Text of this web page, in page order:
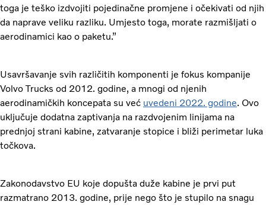
toga je teško izdvojiti pojedinačne promjene i očekivati ​​od njih
da naprave veliku razliku. Umjesto toga, morate razmišljati o
aerodinamici kao o paketu.”
Usavršavanje svih različitih komponenti je fokus kompanije
Volvo Trucks od 2012. godine, a mnogi od njenih
aerodinamičkih koncepata su već uvedeni 2022. godine. Ovo
uključuje dodatna zaptivanja na razdvojenim linijama na
prednjoj strani kabine, zatvaranje stopice i bliži perimetar luka
točkova.
Zakonodavstvo EU koje dopušta duže kabine je prvi put
razmatrano 2013. godine, prije nego što je stupilo na snagu